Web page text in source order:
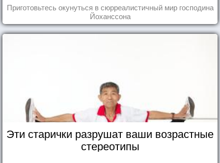
Приготовьтесь окунуться в сюрреалистичный мир господина
Йоханссона
Эти старички разрушат ваши возрастные
стереотипы